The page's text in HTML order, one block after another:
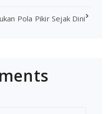
Pola Pikir Sejak Dini